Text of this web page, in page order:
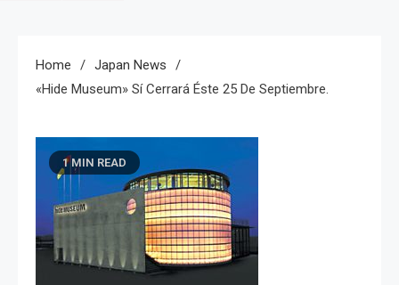
Home
Japan News
«hide Museum» Sí Cerrará Éste 25 De Septiembre.
1 MIN READ